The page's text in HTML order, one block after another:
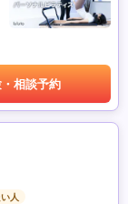
相談予約
人